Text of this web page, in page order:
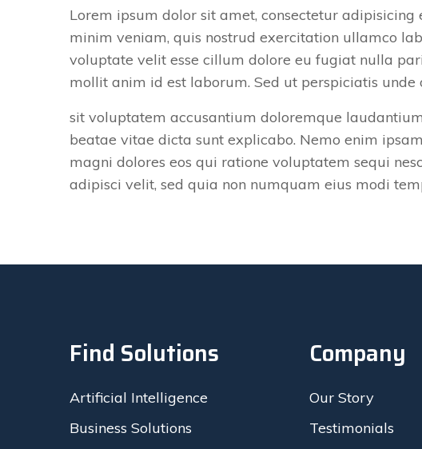
Lorem ipsum dolor sit amet, consectetur
minim veniam, quis nostrud exercitation ullamco
voluptate velit esse cillum dolore eu fugiat nulla
mollit anim id est laborum. Sed ut perspiciatis unde
sit voluptatem accusantium doloremque
beatae vitae dicta sunt explicabo. Nemo enim
magni dolores eos qui ratione voluptatem sequi
adipisci velit, sed quia non numquam eius modi
Find Solutions
Artificial Intelligence
Business Solutions
Company
Our Story
Testimonials